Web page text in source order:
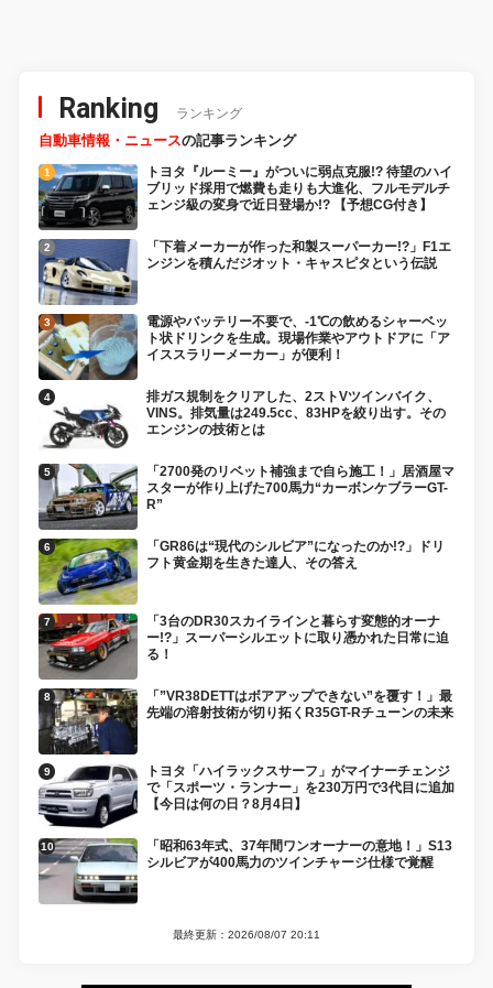
Ranking ランキング
自動車情報・ニュースの記事ランキング
トヨタ『ルーミー』がついに弱点克服!? 待望のハイ
ブリッド採用で燃費も走りも大進化、フルモデルチ
ェンジ級の変身で近日登場か!? 【予想CG付き】
「下着メーカーが作った和製スーパーカー!?」F1エ
ンジンを積んだジオット・キャスピタという伝説
電源やバッテリー不要で、-1℃の飲めるシャーベッ
ト状ドリンクを生成。現場作業やアウトドアに「ア
イススラリーメーカー」が便利！
排ガス規制をクリアした、2ストVツインバイク、
VINS。排気量は249.5cc、83HPを絞り出す。その
エンジンの技術とは
「2700発のリベット補強まで自ら施工！」居酒屋マ
スターが作り上げた700馬力“カーボンケブラーGT-
R”
「GR86は“現代のシルビア”になったのか!?」ドリ
フト黄金期を生きた達人、その答え
「3台のDR30スカイラインと暮らす変態的オーナ
ー!?」スーパーシルエットに取り憑かれた日常に迫
る！
「”VR38DETTはボアアップできない”を覆す！」最
先端の溶射技術が切り拓くR35GT-Rチューンの未来
トヨタ「ハイラックスサーフ」がマイナーチェンジ
で「スポーツ・ランナー」を230万円で3代目に追加
【今日は何の日？8月4日】
「昭和63年式、37年間ワンオーナーの意地！」S13
シルビアが400馬力のツインチャージ仕様で覚醒
最終更新：2026/08/07 20:11